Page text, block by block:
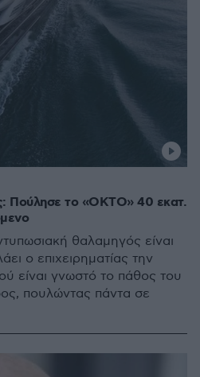
Πούλησε το «ΟΚΤΟ» 40 εκατ.
θαλαμηγός είναι
ο επιχειρηματίας την
είναι γνωστό το πάθος του
πουλώντας πάντα σε